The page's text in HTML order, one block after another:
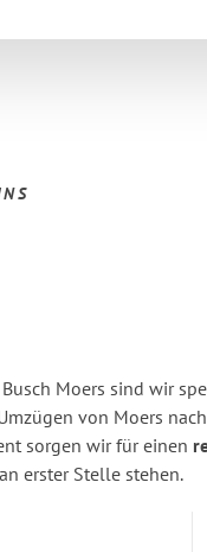
Moers sind wir
von Moers
sorgen wir für einen
erster Stelle stehen.